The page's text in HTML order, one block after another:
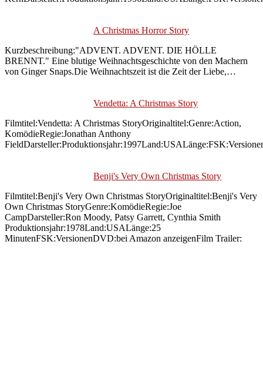
A Christmas Horror Story
Kurzbeschreibung:"ADVENT. ADVENT. DIE HÖLLE
BRENNT." Eine blutige Weihnachtsgeschichte von den Machern
von Ginger Snaps.Die Weihnachtszeit ist die Zeit der Liebe,…
Vendetta: A Christmas Story
Filmtitel:Vendetta: A Christmas StoryOriginaltitel:Genre:Action,
KomödieRegie:Jonathan Anthony
Benji's Very Own Christmas Story
Filmtitel:Benji's Very Own Christmas StoryOriginaltitel:Benji's Very
Own Christmas StoryGenre:KomödieRegie:Joe
CampDarsteller:Ron Moody, Patsy Garrett, Cynthia Smith
Produktionsjahr:1978Land:USALänge:25
MinutenFSK:VersionenDVD:bei Amazon anzeigenFilm Trailer: